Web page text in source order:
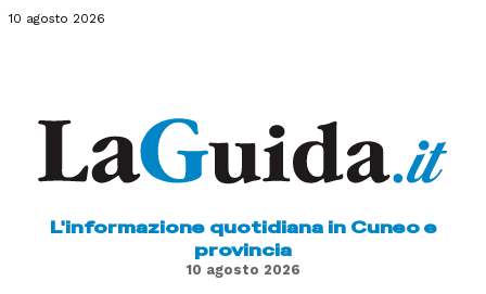
10 agosto 2026
L'informazione quotidiana in Cuneo e
provincia
10 agosto 2026